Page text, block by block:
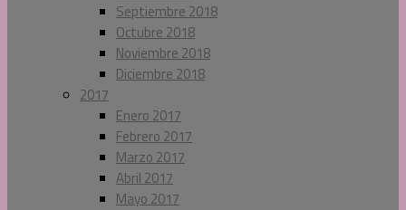
Septiembre 2018
Octubre 2018
Noviembre 2018
Diciembre 2018
2017
Enero 2017
Febrero 2017
Marzo 2017
Abril 2017
Mayo 2017